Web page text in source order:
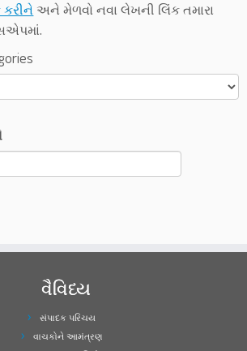
કરીને અને મેળવો નવા લેખની લિંક તમારા
વૈવિધ્ય
સંપાદક પરિચય
વાચકોને આમંત્રણ